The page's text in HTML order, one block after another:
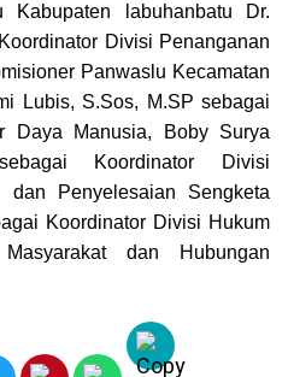
Kabupaten labuhanbatu Dr.
Divisi Penanganan
Panwaslu Kecamatan
Lubis, S.Sos, M.SP sebagai
Daya Manusia, Boby Surya
Koordinator Divisi
dan Penyelesaian Sengketa
Koordinator Divisi Hukum
dan Hubungan